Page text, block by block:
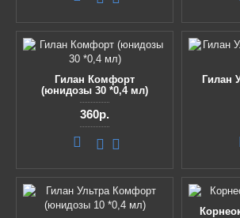
Гилан Комфорт
(юнидозы 30 *0,4 мл)
360р.
Гилан